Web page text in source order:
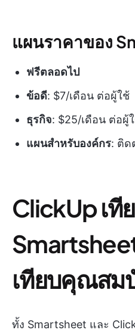
แผนราคาของ
ฟรีตลอดไป
ข้อดี: $7/เดือน ต่อผู้ใช้
ธุรกิจ: $25/เดือน ต่อผู้
แผนสำหรับองค์กร: ติด
ClickUp เที
เทียบคุณสม
ทั้ง Smartsheet และ